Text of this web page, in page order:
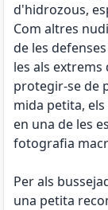
d'hidrozous,
Com altres
de les
les als extrems
protegir-se de
mida petita,
en una de les
fotografia
Per als
una petita